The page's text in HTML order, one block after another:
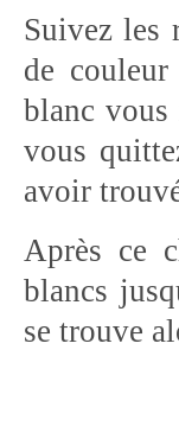
Suivez les
de
blanc
vous
avoir
Après ce
blancs
se trouve